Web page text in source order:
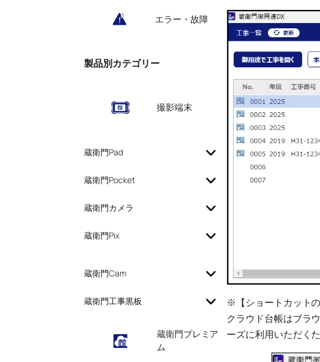
エラー・故障
製品別カテゴリー
撮影端末
蔵衛門Pad
蔵衛門Pocket
蔵衛門カメラ
蔵衛門Pix
蔵衛門Cam
蔵衛門工事黒板
蔵衛門プレミア
ム
※【ショートカットの
クラウド台帳はブラ
ーズに利用いただく